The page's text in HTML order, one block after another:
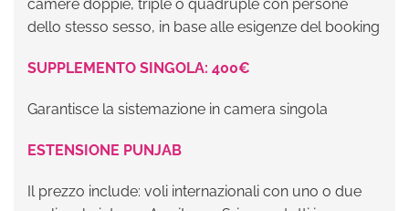
camere doppie, triple o quadruple con persone
dello stesso sesso, in base alle esigenze del booking
SUPPLEMENTO SINGOLA: 400€
Garantisce la sistemazione in camera singola
ESTENSIONE PUNJAB
Il prezzo include: voli internazionali con uno o due